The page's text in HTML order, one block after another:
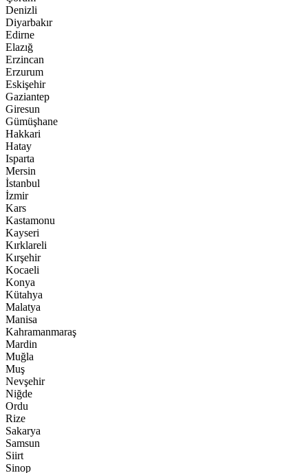
Denizli
Diyarbakır
Edirne
Elazığ
Erzincan
Erzurum
Eskişehir
Gaziantep
Giresun
Gümüşhane
Hakkari
Hatay
Isparta
Mersin
İstanbul
İzmir
Kars
Kastamonu
Kayseri
Kırklareli
Kırşehir
Kocaeli
Konya
Kütahya
Malatya
Manisa
Kahramanmaraş
Mardin
Muğla
Muş
Nevşehir
Niğde
Ordu
Rize
Sakarya
Samsun
Siirt
Sinop